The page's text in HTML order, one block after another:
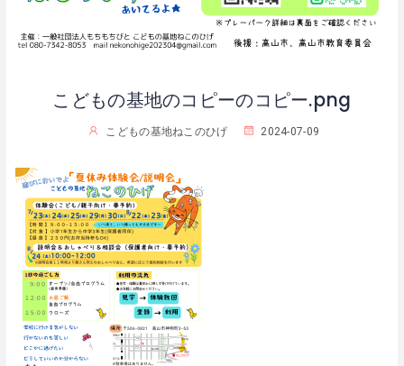
こどもの基地のコピーのコピー.png
こどもの基地ねこのひげ 2024-07-09